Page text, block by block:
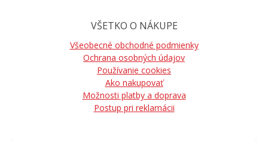
VŠETKO O NÁKUPE
Všeobecné obchodné podmienky
Ochrana osobných údajov
Používanie cookies
Ako nakupovať
Možnosti platby a doprava
Postup pri reklamácii